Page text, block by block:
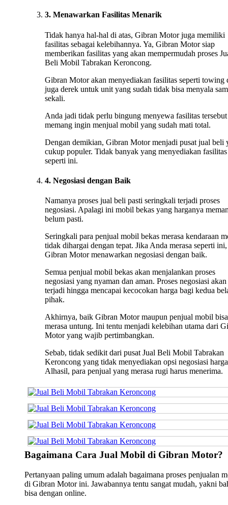
3. Menawarkan Fasilitas Menarik
Tidak hanya hal-hal di atas, Gibran Motor juga memiliki
fasilitas sebagai kelebihannya. Ya, Gibran Motor siap
memberikan fasilitas yang akan mempermudah proses
Beli Mobil Tabrakan Keroncong.
Gibran Motor akan menyediakan fasilitas seperti towing
juga derek untuk unit yang sudah tidak bisa menyala
sekali.
Anda jadi tidak perlu bingung menyewa fasilitas
memang ingin menjual mobil yang sudah mati total.
Dengan demikian, Gibran Motor menjadi pusat jual beli
cukup populer. Tidak banyak yang menyediakan fasilitas
seperti ini.
4. Negosiasi dengan Baik
Namanya proses jual beli pasti seringkali terjadi proses
negosiasi. Apalagi ini mobil bekas yang harganya
belum pasti.
Seringkali para penjual mobil bekas merasa kendaraan
tidak dihargai dengan tepat. Jika Anda merasa seperti ini,
Gibran Motor menawarkan negosiasi dengan baik.
Semua penjual mobil bekas akan menjalankan proses
negosiasi yang nyaman dan aman. Proses negosiasi akan
terjadi hingga mencapai kecocokan harga bagi kedua
pihak.
Akhirnya, baik Gibran Motor maupun penjual mobil bisa
merasa untung. Ini tentu menjadi kelebihan utama dari
Motor yang wajib pertimbangkan.
Sebab, tidak sedikit dari pusat Jual Beli Mobil Tabrakan
Keroncong yang tidak menyediakan opsi negosiasi
Alhasil, para penjual yang merasa rugi harus menerima.
Bagaimana Cara Jual Mobil di Gibran Motor?
Pertanyaan paling umum adalah bagaimana proses penjualan
di Gibran Motor ini. Jawabannya tentu sangat mudah, yakni
bisa dengan online.